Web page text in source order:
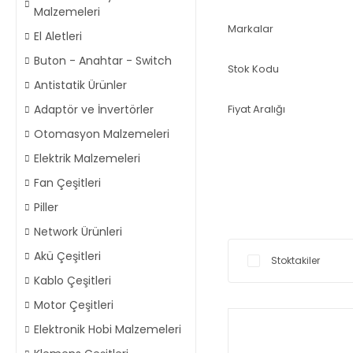
Malzemeleri
El Aletleri
Buton - Anahtar - Switch
Antistatik Ürünler
Adaptör ve İnvertörler
Otomasyon Malzemeleri
Elektrik Malzemeleri
Fan Çeşitleri
Piller
Network Ürünleri
Akü Çeşitleri
Kablo Çeşitleri
Motor Çeşitleri
Elektronik Hobi Malzemeleri
Markalar
Stok Kodu
Fiyat Aralığı
Stoktakiler